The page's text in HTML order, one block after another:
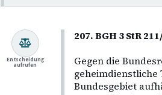
207. BGH 3 StR
Gegen die
geheimdienstliche
Bundesgebiet
Entscheidung
aufrufen